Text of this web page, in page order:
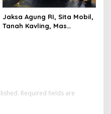
Jaksa Agung RI, Sita Mobil,
Tanah Kavling, Mas
Required fields are